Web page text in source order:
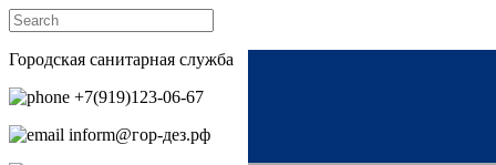
Городская санитарная служба
+7(919)123-06-67‬
inform@гор-дез.рф